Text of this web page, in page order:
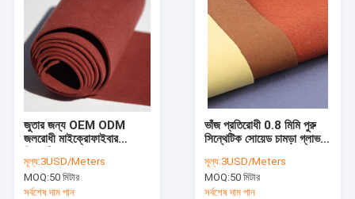
জুতার জন্য OEM ODM
জলরোধী মাইক্রোফাইবার
মূল্য:3USD/Meters
MOQ:50 মিটার
সর্বশেষ দাম পান
ভাঁজ প্রতিরোধী 0.8 মিমি পুরু
সিন্থেটিক সোয়েড চামড়া গ্লাভস
মূল্য:3USD/Meters
MOQ:50 মিটার
সর্বশেষ দাম পান